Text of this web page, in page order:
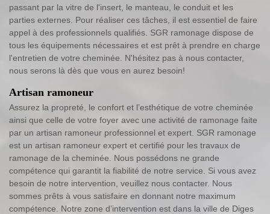
passant par la vitre de l'insert, le manteau, le conduit et les
parties externes. Pour réaliser ces tâches, il est essentiel de faire
appel à des professionnels qualifiés. SGR ramonage dispose de
tous les équipements nécessaires et est prêt à prendre en charge
l'entretien de votre cheminée. N'hésitez pas à nous contacter,
nous serons là dès que vous en aurez besoin!
Artisan ramoneur
Assurez la propreté, le confort et l’esthétique de votre cheminée
ainsi que celle de votre foyer avec une activité de ramonage faite
par un artisan ramoneur professionnel et expert. SGR ramonage
est un artisan ramoneur expert et certifié pour les travaux de
ramonage de la cheminée. Nous possédons ne grande
compétence qui garantit la fiabilité de notre service. Si vous avez
besoin de notre intervention, veuillez nous contacter. Nous
sommes prêts à vous satisfaire en donnant notre maximum
compétence. Notre zone d’intervention est dans la ville de Diges